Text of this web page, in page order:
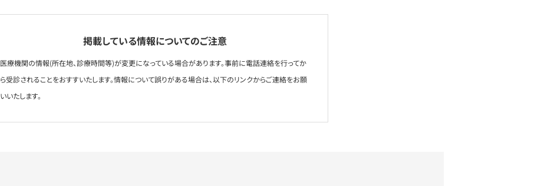
掲載している情報についてのご注意
医療機関の情報(所在地、診療時間等)が変更になっている場合があります。事前に電話連絡を行ってか
ら受診されることをおすすいたします。情報について誤りがある場合は、以下のリンクからご連絡をお願
いいたします。